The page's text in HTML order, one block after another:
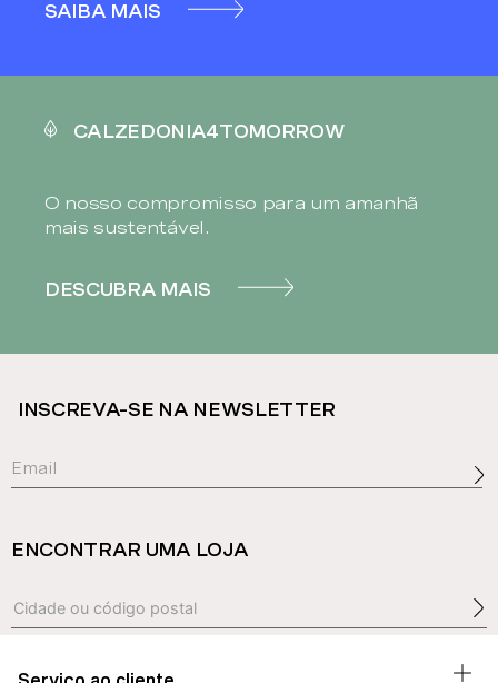
SAIBA MAIS
CALZEDONIA4TOMORROW
O nosso compromisso para um amanhã
mais sustentável.
DESCUBRA MAIS
INSCREVA-SE NA NEWSLETTER
ENCONTRAR UMA LOJA